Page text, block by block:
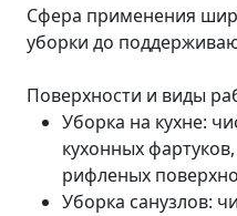
Сфера применения
уборки до
Поверхности и виды
Уборка на кухне:
кухонных
рифленых
Уборка санузлов: